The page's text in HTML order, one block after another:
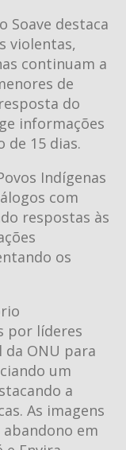
Soave destaca
violentas,
continuam a
de
do
informações
de 15 dias.
Indígenas
com
respostas às
os
por líderes
da ONU para
um
a
As imagens
em